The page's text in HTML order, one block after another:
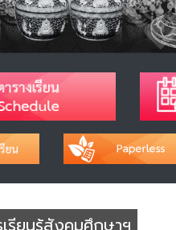
รียนรู้สังคมศึกษาฯ